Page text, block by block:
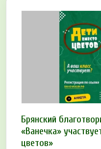
Брянский
«Ванечка»
цветов»